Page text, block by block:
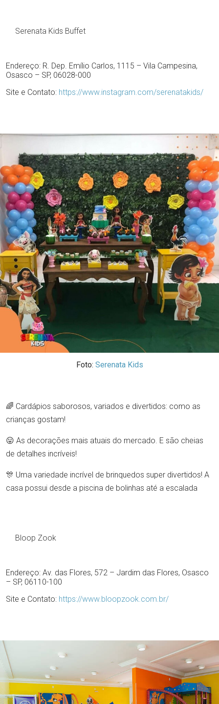
Serenata Kids Buffet
Endereço: R. Dep. Emílio Carlos, 1115 – Vila Campesina,
Osasco – SP, 06028-000
Site e Contato: https://www.instagram.com/serenatakids/
Foto: Serenata Kids
🌈 Cardápios saborosos, variados e divertidos: como as
crianças gostam!
😛 As decorações mais atuais do mercado. E são cheias
de detalhes incríveis!
🎊 Uma variedade incrível de brinquedos super divertidos! A
casa possui desde a piscina de bolinhas até a escalada
Bloop Zook
Endereço: Av. das Flores, 572 – Jardim das Flores, Osasco
– SP, 06110-100
Site e Contato: https://www.bloopzook.com.br/